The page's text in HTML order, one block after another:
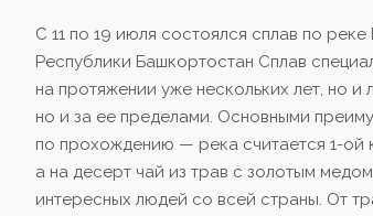
C 11 по 19 июля состоялся сплав по
Республики Башкортостан Сплав
на протяжении уже нескольких лет, но
но и за ее пределами. Основными
по прохождению — река считается 1-ой
а на десерт чай из трав с золотым
интересных людей со всей страны. От